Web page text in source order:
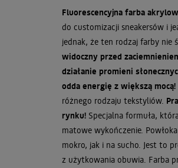
Fluorescencyjna farba
do customizacji sneakersów i
jednak, że ten rodzaj farby nie
widoczny przed
działanie promieni
odda energię z większą mocą!
różnego rodzaju tekstyliów.
rynku! Specjalna formuła,
matowe wykończenie.
mokro, jak i na sucho. Jest to
z użytkowania obuwia. Farba